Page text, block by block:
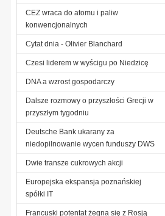
CEZ wraca do atomu i paliw
konwencjonalnych
Cytat dnia - Olivier Blanchard
Czesi liderem w wyścigu po Niedzicę
DNA a wzrost gospodarczy
Dalsze rozmowy o przyszłości Grecji w
przyszłym tygodniu
Deutsche Bank ukarany za
niedopilnowanie wycen funduszy DWS
Dwie transze cukrowych akcji
Europejska ekspansja poznańskiej
spółki IT
Francuski potentat żegna się z Rosją